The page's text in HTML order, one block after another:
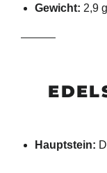
Gewicht: 2,9 g
Hauptstein: